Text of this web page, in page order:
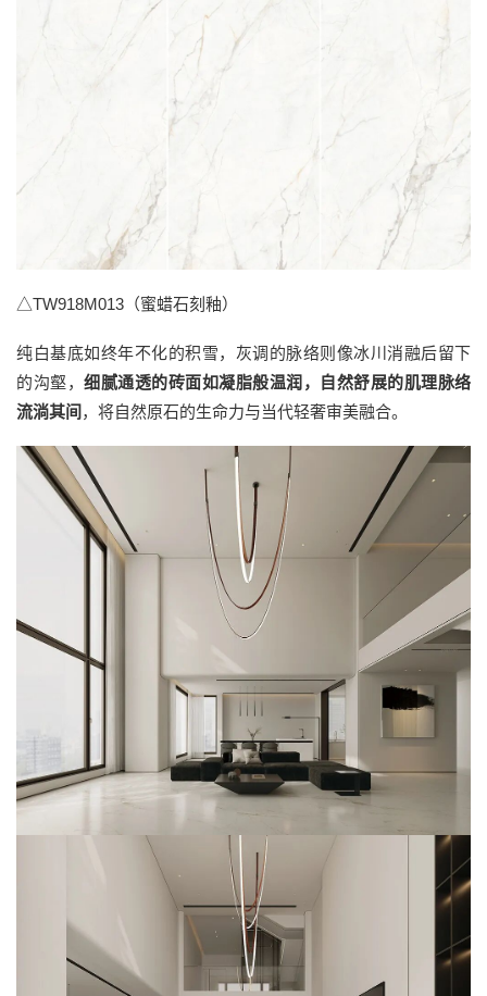
△TW918M013（蜜蜡石刻釉）
纯白基底如终年不化的积雪，灰调的脉络则像冰川消融后留下
的沟壑， 细腻通透的砖面如凝脂般温润，自然舒展的肌理脉络
流淌其间 ，将自然原石的生命力与当代轻奢审美融合。